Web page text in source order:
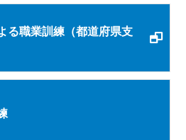
る職業訓練（都道府県支